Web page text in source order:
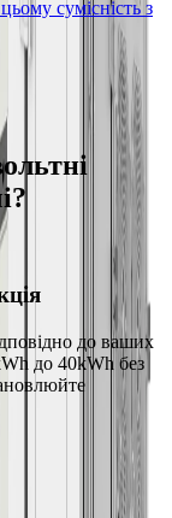
сумісність з
до ваших
до 40kWh без